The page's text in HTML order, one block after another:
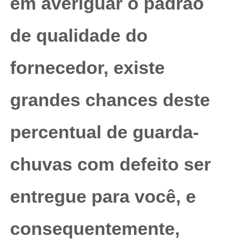
de qualidade do
fornecedor, existe
grandes chances deste
percentual de guarda-
chuvas com defeito ser
entregue para você, e
consequentemente,